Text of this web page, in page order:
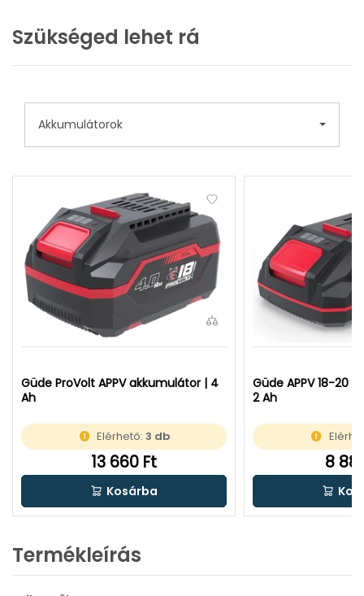
Szükséged lehet rá
Akkumulátorok
Güde ProVolt APPV akkumulátor | 4
Ah
Elérhető:3 db
13 660 Ft
Kosárba
Güde APPV 18-20
2 Ah
8
Termékleírás